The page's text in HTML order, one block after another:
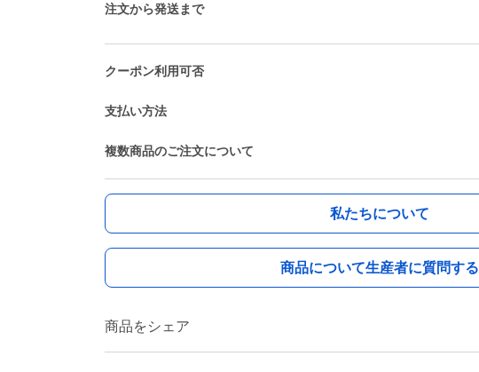
注文から発送まで
クーポン利用可否
支払い方法
複数商品のご注文について
私たちについて
商品について生産者に質問する
商品をシェア